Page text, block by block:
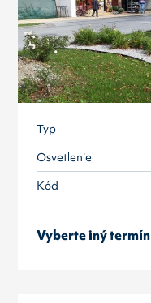
Typ
Osvetlenie
Kód
Vyberte iný termín